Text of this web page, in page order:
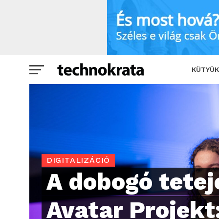
KÜTYÜK
A dobogó tetején az Avatar Projekt:
DIGITALIZÁCIÓ
A dobogó
Avatar